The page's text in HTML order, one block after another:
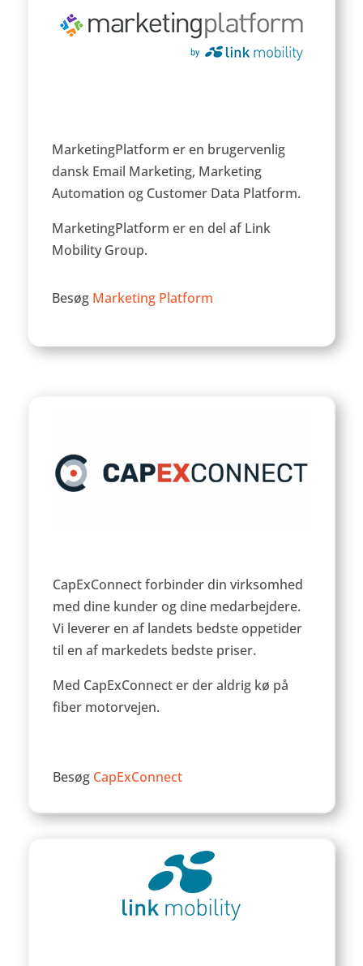
MarketingPlatform er en brugervenlig
dansk Email Marketing, Marketing
Automation og Customer Data Platform.
MarketingPlatform er en del af Link
Mobility Group.
Besøg Marketing Platform
CapExConnect forbinder din virksomhed
med dine kunder og dine medarbejdere.
Vi leverer en af landets bedste oppetider
til en af markedets bedste priser.
Med CapExConnect er der aldrig kø på
fiber motorvejen.
Besøg CapExConnect